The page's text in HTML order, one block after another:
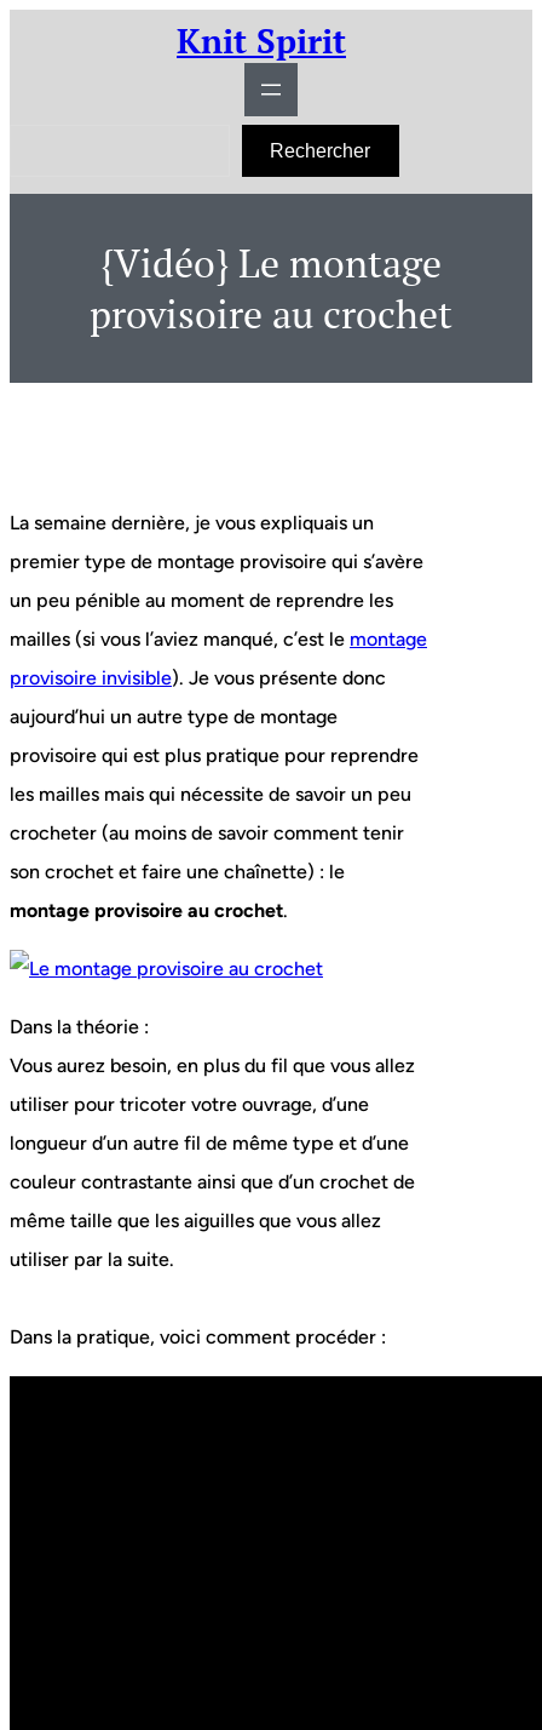
Knit Spirit
h
Rechercher
{Vidéo} Le montage
provisoire au crochet
La semaine dernière, je vous expliquais un
premier type de montage provisoire qui s’avère
un peu pénible au moment de reprendre les
mailles (si vous l’aviez manqué, c’est le montage
provisoire invisible). Je vous présente donc
aujourd’hui un autre type de montage
provisoire qui est plus pratique pour reprendre
les mailles mais qui nécessite de savoir un peu
crocheter (au moins de savoir comment tenir
son crochet et faire une chaînette) : le
montage provisoire au crochet.
Dans la théorie :
Vous aurez besoin, en plus du fil que vous allez
utiliser pour tricoter votre ouvrage, d’une
longueur d’un autre fil de même type et d’une
couleur contrastante ainsi que d’un crochet de
même taille que les aiguilles que vous allez
utiliser par la suite.
Dans la pratique, voici comment procéder :